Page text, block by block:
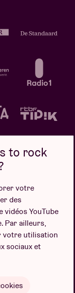
de cookies
to rock
votre
des
vidéos YouTube
Par ailleurs,
votre utilisation
sociaux et